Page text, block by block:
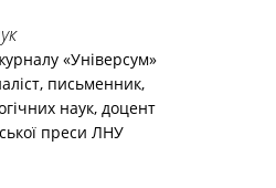
«Універсум»
письменник,
наук, доцент
преси ЛНУ